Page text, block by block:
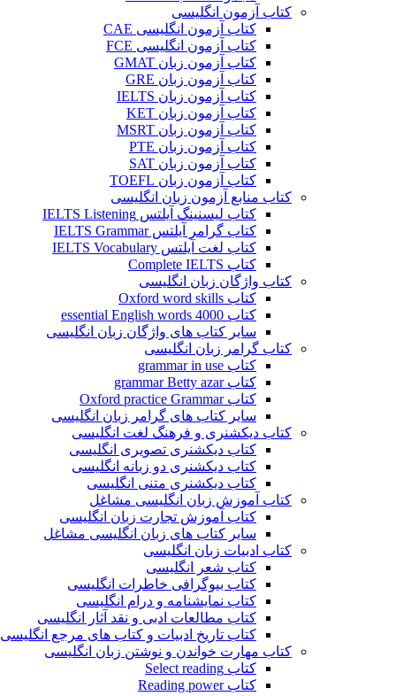
کتاب آزمون انگلیسی
کتاب آزمون انگلیسی CAE
کتاب آزمون انگلیسی FCE
کتاب آزمون زبان GMAT
کتاب آزمون زبان GRE
کتاب آزمون زبان IELTS
کتاب آزمون زبان KET
کتاب آزمون زبان MSRT
کتاب آزمون زبان PTE
کتاب آزمون زبان SAT
کتاب آزمون زبان TOEFL
کتاب منابع آزمون زبان انگلیسی
کتاب لیسنینگ آیلتس IELTS Listening
کتاب گرامر آیلتس IELTS Grammar
کتاب لغت آیلتس IELTS Vocabulary
کتاب Complete IELTS
کتاب واژگان زبان انگلیسی
کتاب Oxford word skills
کتاب essential English words 4000
سایر کتاب های واژگان زبان انگلیسی
کتاب گرامر زبان انگلیسی
کتاب grammar in use
کتاب grammar Betty azar
کتاب Oxford practice Grammar
سایر کتاب های گرامر زبان انگلیسی
کتاب دیکشنری و فرهنگ لغت انگلیسی
کتاب دیکشنری تصویری انگلیسی
کتاب دیکشنری دو زبانه انگلیسی
کتاب دیکشنری متنی انگلیسی
کتاب آموزش زبان انگلیسی مشاغل
کتاب آموزش تجارت زبان انگلیسی
سایر کتاب های زبان انگلیسی مشاغل
کتاب ادبیات زبان انگلیسی
کتاب شعر انگلیسی
کتاب بیوگرافی خاطرات انگلیسی
کتاب نمایشنامه و درام انگلیسی
کتاب مطالعات ادبی و نقد آثار انگلیسی
کتاب تاریخ ادبیات و کتاب های مرجع انگلیسی
کتاب مهارت خواندن و نوشتن زبان انگلیسی
کتاب Select reading
کتاب Reading power